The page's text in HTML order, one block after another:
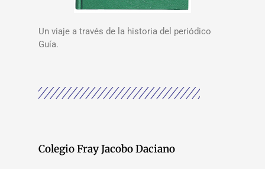
Un viaje a través de la historia del periódico
Guía.
Colegio Fray Jacobo Daciano